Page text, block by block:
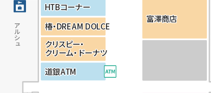
富澤商店
富澤商店
富澤商店
道銀ATM
道銀ATM
道銀ATM
クリスピー・
クリーム・ドーナツ
クリスピー・
クリーム・ドーナツ
クリスピー・
クリーム・ドーナツ
椿・DREAMDOLCE
椿・DREAMDOLCE
椿・DREAMDOLCE
HTBコーナー
HTBコーナー
HTBコーナー